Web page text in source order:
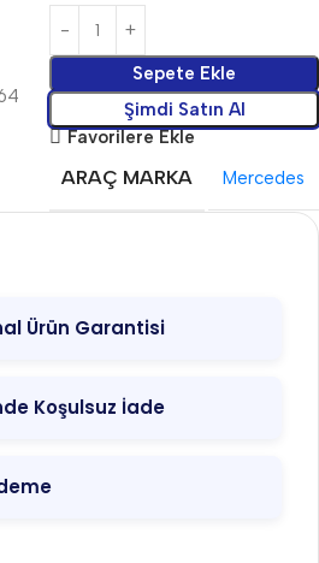
Sepete Ekle
Şimdi Satın Al
Favorilere Ekle
ARAÇ MARKA Mercedes
Ürün Garantisi
Koşulsuz İade